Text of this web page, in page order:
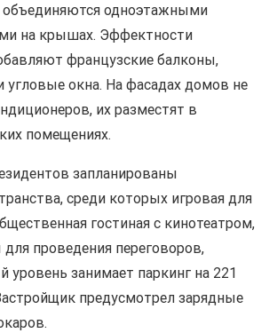
объединяются одноэтажными
на крышах. Эффектности
французские балконы,
окна. На фасадах домов не
их разместят в
помещениях.
запланированы
среди которых игровая для
гостиная с кинотеатром,
проведения переговоров,
уровень занимает паркинг на 221
предусмотрел зарядные